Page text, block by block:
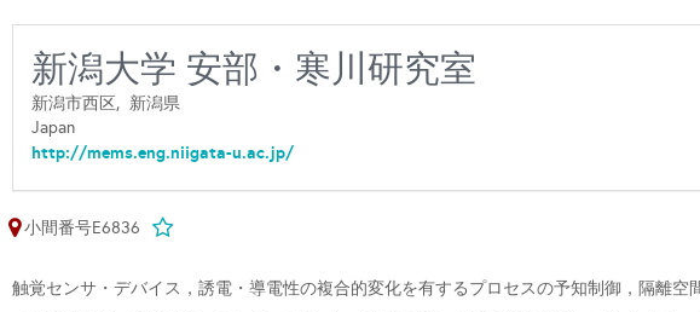
新潟大学 安部・寒川研究室
新潟市西区, 新潟県
Japan
http://mems.eng.niigata-u.ac.jp/
小間番号E6836
触覚センサ・デバイス，誘電・導電性の複合的変化を有するプロセスの予知制御，隔離